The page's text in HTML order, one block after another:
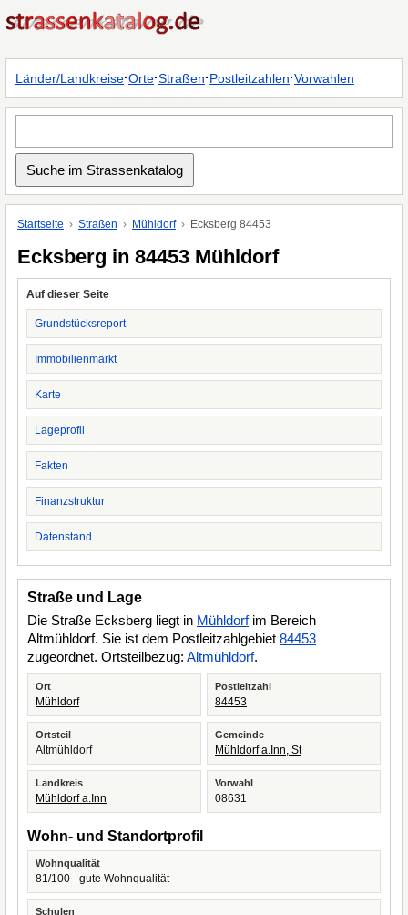
Länder/Landkreise·Orte·Straßen·Postleitzahlen·Vorwahlen
Startseite Straßen Mühldorf Ecksberg 84453
Ecksberg in 84453 Mühldorf
Auf dieser Seite
Grundstücksreport
Immobilienmarkt
Karte
Lageprofil
Fakten
Finanzstruktur
Datenstand
Straße und Lage
Die Straße Ecksberg liegt in Mühldorfim Bereich
Altmühldorf. Sie ist dem Postleitzahlgebiet 84453
zugeordnet. Ortsteilbezug: Altmühldorf.
Ort
Mühldorf
Postleitzahl
84453
Ortsteil
Altmühldorf
Gemeinde
Mühldorf a.Inn, St
Landkreis
Mühldorf a.Inn
Vorwahl
08631
Wohn- und Standortprofil
Wohnqualität
81/100 - gute Wohnqualität
Schulen